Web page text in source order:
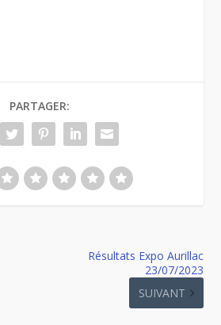
PARTAGER:
Résultats Expo Aurillac
23/07/2023
SUIVANT